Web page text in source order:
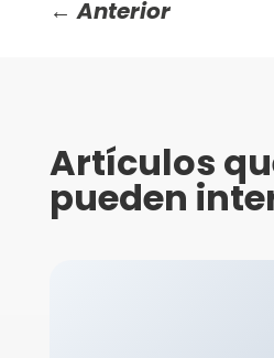
←Anterior
Artículos
pueden